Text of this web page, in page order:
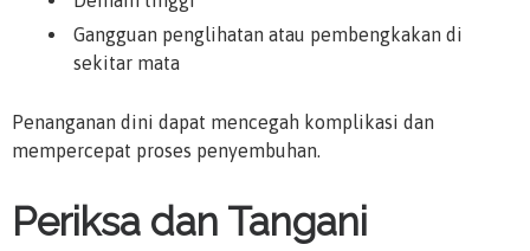
Gangguan penglihatan atau pembengkakan di
sekitar mata
Penanganan dini dapat mencegah komplikasi dan
mempercepat proses penyembuhan.
Periksa dan Tangani